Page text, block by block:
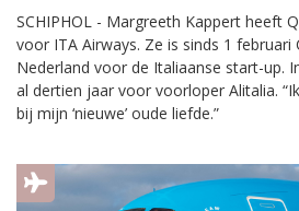
SCHIPHOL - Margreeth Kappert heeft
voor ITA Airways. Ze is sinds 1 februari
Nederland voor de Italiaanse start-up.
al dertien jaar voor voorloper Alitalia.
bij mijn ‘nieuwe’ oude liefde.”